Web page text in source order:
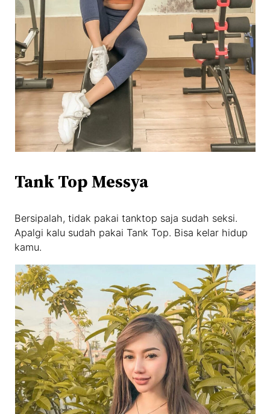
Tank Top Messya
Bersipalah, tidak pakai tanktop saja sudah seksi.
Apalgi kalu sudah pakai Tank Top. Bisa kelar hidup
kamu.